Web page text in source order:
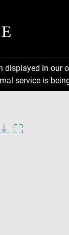
in
service is